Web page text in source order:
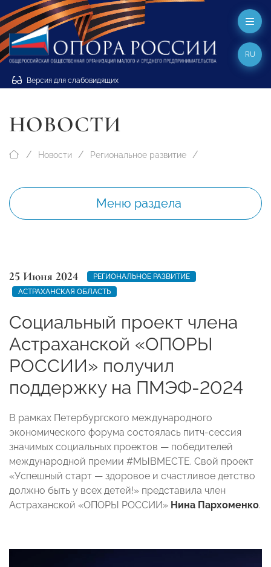
Версия для слабовидящих
RU
НОВОСТИ
Новости Региональное развитие
Меню раздела
25 Июня 2024
РЕГИОНАЛЬНОЕ РАЗВИТИЕ
АСТРАХАНСКАЯ ОБЛАСТЬ
Социальный проект члена
Астраханской «ОПОРЫ
РОССИИ» получил
поддержку на ПМЭФ-2024
В рамках Петербургского международного
экономического форума состоялась питч-сессия
значимых социальных проектов — победителей
международной премии #МЫВМЕСТЕ. Свой проект
«Успешный старт — здоровое и счастливое детство
должно быть у всех детей!» представила член
Астраханской «ОПОРЫ РОССИИ» Нина Пархоменко.